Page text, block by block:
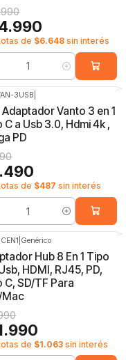
de $6.648 sin interés
3USB
Adaptador Vanto 3 en 1
C a Usb 3.0, Hdmi 4k ,
PD
de $487 sin interés
OFF
Genérico
Hub 8 En 1 Tipo
HDMI, RJ45, PD,
C, SD/TF Para
Mac
de $1.063 sin interés